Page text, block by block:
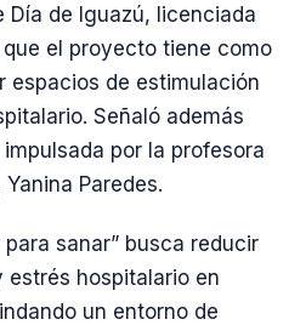
Día de Iguazú, licenciada
el proyecto tiene como
espacios de estimulación
Señaló además
por la profesora
Paredes.
sanar” busca reducir
estrés hospitalario en
un entorno de